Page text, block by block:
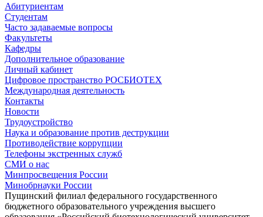
Абитуриентам
Студентам
Часто задаваемые вопросы
Факультеты
Кафедры
Дополнительное образование
Личный кабинет
Цифровое пространство РОСБИОТЕХ
Международная деятельность
Контакты
Новости
Трудоустройство
Наука и образование против деструкции
Противодействие коррупции
Телефоны экстренных служб
СМИ о нас
Минпросвещения России
Минобрнауки России
Пущинский филиал федерального государственного
бюджетного образовательного учреждения высшего